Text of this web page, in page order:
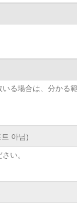
る場合は、分かる
い。